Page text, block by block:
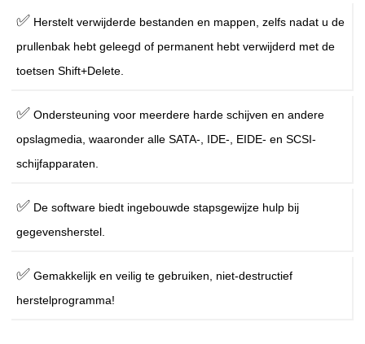
✅ Herstelt verwijderde bestanden en mappen, zelfs nadat u de
prullenbak hebt geleegd of permanent hebt verwijderd met de
toetsen Shift+Delete.
✅ Ondersteuning voor meerdere harde schijven en andere
opslagmedia, waaronder alle SATA-, IDE-, EIDE- en SCSI-
schijfapparaten.
✅ De software biedt ingebouwde stapsgewijze hulp bij
gegevensherstel.
✅ Gemakkelijk en veilig te gebruiken, niet-destructief
herstelprogramma!